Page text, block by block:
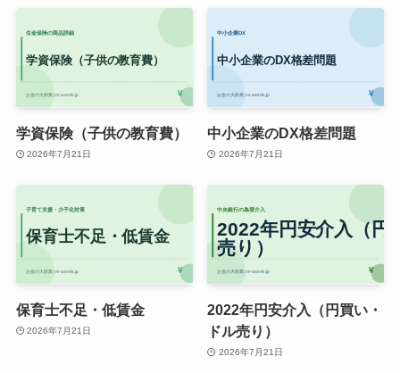
学資保険（子供の教育費）
2026年7月21日
中小企業のDX格差問題
2026年7月21日
保育士不足・低賃金
2026年7月21日
2022年円安介入（円買い・
ドル売り）
2026年7月21日